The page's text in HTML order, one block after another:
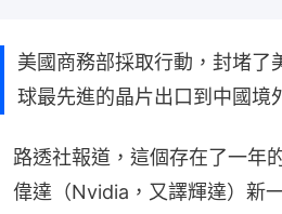
美國商務部採取行動，封堵了
球最先進的晶片出口到中國境
路透社報道，這個存在了一年
偉達（Nvidia，又譯輝達）新